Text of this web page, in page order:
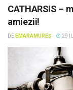
CATHARSIS –
amiezii!
DE EMARAMUREȘ 29